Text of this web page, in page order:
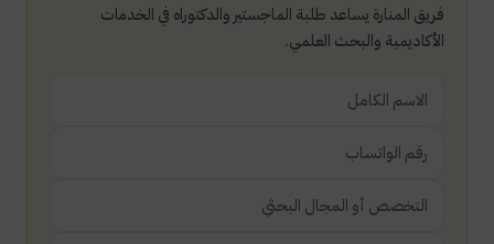
فريق المنارة يساعد طلبة الماجستير والدكتوراه في الخدمات
الأكاديمية والبحث العلمي.